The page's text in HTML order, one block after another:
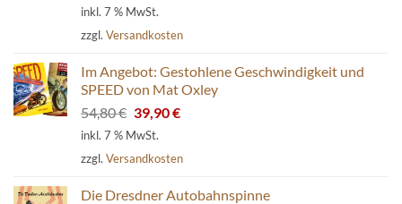
inkl. 7 % MwSt.
zzgl. Versandkosten
Im Angebot: Gestohlene Geschwindigkeit und
SPEED von Mat Oxley
54,80€ Ursprünglicher
Preis
54,80 €
39,90€Aktueller
39,90 €.
inkl. 7 % MwSt.
zzgl. Versandkosten
Die Dresdner Autobahnspinne